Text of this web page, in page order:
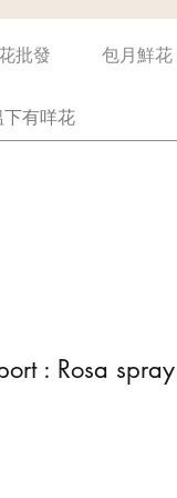
批發 包月鮮花
: Rosa spray